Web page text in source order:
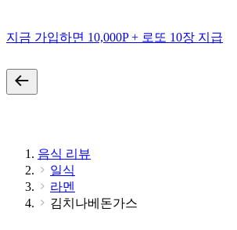
지금 가입하면 10,000P + 로또 10장 지급
음식 리뷰
일식
라멘
김치나베돈가스